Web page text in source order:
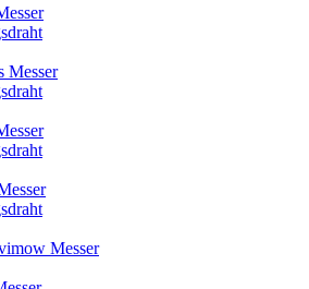
Messer
Messer